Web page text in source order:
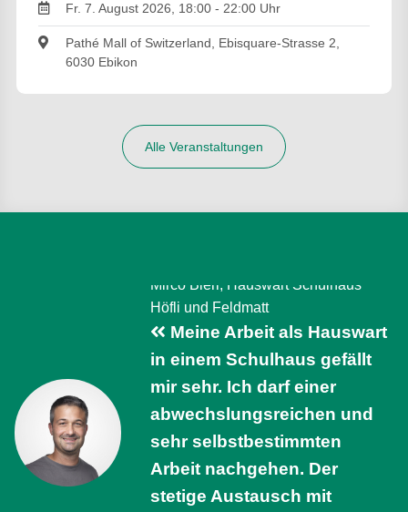
Fr. 7. August 2026, 18:00 - 22:00 Uhr
Pathé Mall of Switzerland, Ebisquare-Strasse 2,
6030 Ebikon
Alle Veranstaltungen
Mirco Bieri, Hauswart Schulhaus
Höfli und Feldmatt
Meine Arbeit als Hauswart
in einem Schulhaus gefällt
mir sehr. Ich darf einer
abwechslungsreichen und
sehr selbstbestimmten
Arbeit nachgehen. Der
stetige Austausch mit